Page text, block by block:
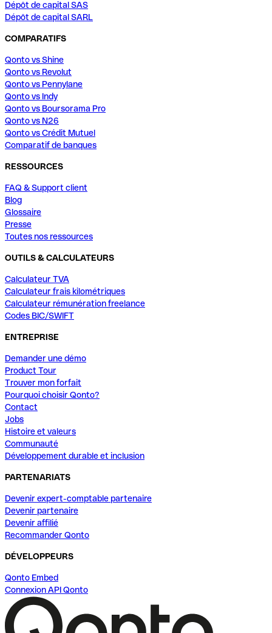
Dépôt de capital SAS
Dépôt de capital SARL
COMPARATIFS
Qonto vs Shine
Qonto vs Revolut
Qonto vs Pennylane
Qonto vs Indy
Qonto vs Boursorama Pro
Qonto vs N26
Qonto vs Crédit Mutuel
Comparatif de banques
RESSOURCES
FAQ & Support client
Blog
Glossaire
Presse
Toutes nos ressources
OUTILS & CALCULATEURS
Calculateur TVA
Calculateur frais kilométriques
Calculateur rémunération freelance
Codes BIC/SWIFT
ENTREPRISE
Demander une démo
Product Tour
Trouver mon forfait
Pourquoi choisir Qonto?
Contact
Jobs
Histoire et valeurs
Communauté
Développement durable et inclusion
PARTENARIATS
Devenir expert-comptable partenaire
Devenir partenaire
Devenir affilié
Recommander Qonto
DÉVELOPPEURS
Qonto Embed
Connexion API Qonto